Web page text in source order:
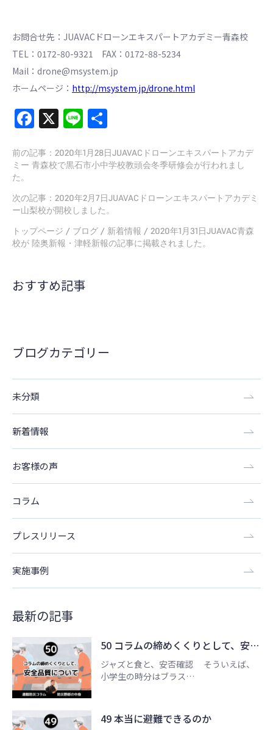
お問合せ先：JUAVACドローンエキスパートアカデミー青森校
TEL：0172-80-9321 FAX：0172-88-5234
Mail：drone@msystem.jp
ホームページ： http://msystem.jp/drone.html
Facebook
X Line
前の記事： 2020年1月28日JUAVACドローンエキスパートアカデ
ミー 青森校で黒石市小中学校教頭会冬季研修会が行われまし
た。
次の記事： 2020年2月7日JUAVACドローンエキスパートアカデミ
ー山梨校が開校しました。
トップページ / ブログ / 新着情報 / 2020年1月31日JUAVAC青森
校が 陸奥新報・津軽新報の記事に掲載されました。
おすすめ記事
ブログカテゴリー
未分類
新着情報
お客様の声
コラム
プレスリリース
実施事例
最新の記事
50 コラムの締めくくりとして、安…
ジャズと食と、安否確認 そういえば、
小学生の時分はブラス…
49 本当に避難できるのか